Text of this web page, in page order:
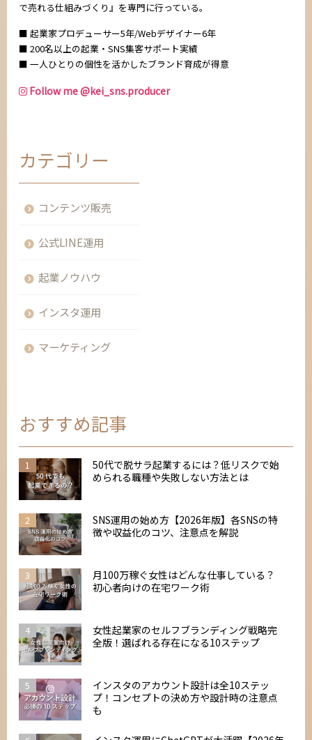
で売れる仕組みづくり』を専門に行っている。
■ 起業家プロデューサー5年/Webデザイナー6年
■ 200名以上の起業・SNS集客サポート実績
■ 一人ひとりの個性を活かしたブランド育成が得意
Follow me @kei_sns.producer
カテゴリー
コンテンツ販売
公式LINE運用
起業ノウハウ
インスタ運用
マーケティング
おすすめ記事
1
50代で脱サラ起業するには？低リスクで始
められる職種や失敗しない方法とは
2
SNS運用の始め方【2026年版】各SNSの特
徴や収益化のコツ、注意点を解説
3
月100万稼ぐ女性はどんな仕事している？
初心者向けの在宅ワーク術
4
女性起業家のセルフブランディング戦略完
全版！選ばれる存在になる10ステップ
5
インスタのアカウント設計は全10ステッ
プ！コンセプトの決め方や設計時の注意点
も